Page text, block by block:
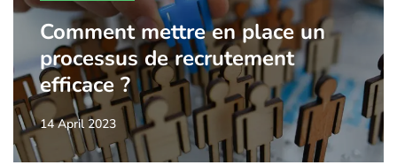
Comment mettre en place un
processus de recrutement
efficace ?
14 April 2023